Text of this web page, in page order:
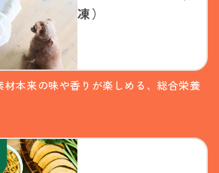
凍）
材本来の味や香りが楽しめる、総合栄養